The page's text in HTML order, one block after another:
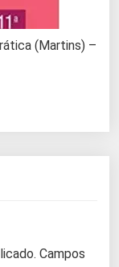
(Martins) –
Campos